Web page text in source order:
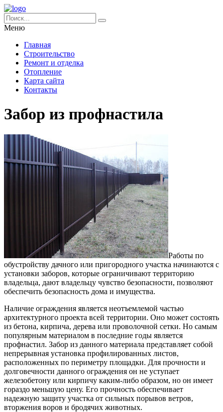
Меню
Главная
Строительство
Ремонт и отделка
Отопление
Карта сайта
Контакты
Забор из профнастила
Работы по
обустройству дачного или пригородного участка начинаются с
установки заборов, которые ограничивают территорию
владельца, дают владельцу чувство безопасности, позволяют
обеспечить безопасность дома и имущества.
Наличие ограждения является неотъемлемой частью
архитектурного проекта всей территории. Оно может состоять
из бетона, кирпича, дерева или проволочной сетки. Но самым
популярным материалом в последние годы является
профнастил. Забор из данного материала представляет собой
непрерывная установка профилированных листов,
расположенных по периметру площадки. Для прочности и
долговечности данного ограждения он не уступает
железобетону или кирпичу каким-либо образом, но он имеет
гораздо меньшую цену. Его прочность обеспечивает
надежную защиту участка от сильных порывов ветров,
вторжения воров и бродячих животных.